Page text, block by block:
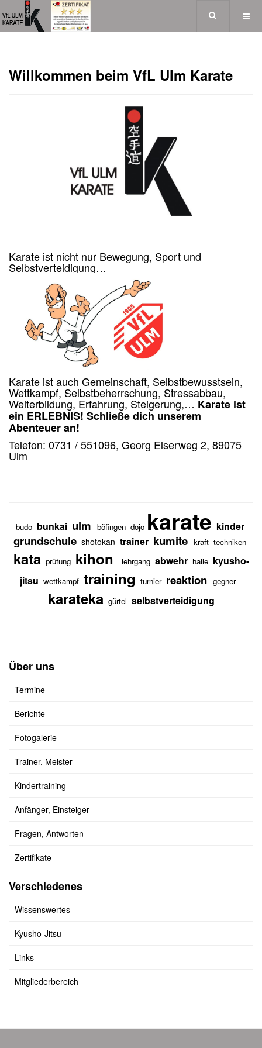
Willkommen beim VfL Ulm Karate
Karate ist nicht nur Bewegung, Sport und
Selbstverteidigung…
Karate ist auch Gemeinschaft, Selbstbewusstsein,
Wettkampf, Selbstbeherrschung, Stressabbau,
Weiterbildung, Erfahrung, Steigerung,… Karate ist
ein ERLEBNIS! Schließe dich unserem
Abenteuer an!
Telefon: 0731 / 551096, Georg Elserweg 2, 89075
Ulm
budo bunkai ulm böfingen dojo karate kinder
grundschule shotokan trainer kumite kraft techniken
kata prüfung kihon lehrgang abwehr halle kyusho-
jitsu wettkampf training turnier reaktion gegner
karateka gürtel selbstverteidigung
Über uns
Termine
Berichte
Fotogalerie
Trainer, Meister
Kindertraining
Anfänger, Einsteiger
Fragen, Antworten
Zertifikate
Verschiedenes
Wissenswertes
Kyusho-Jitsu
Links
Mitgliederbereich